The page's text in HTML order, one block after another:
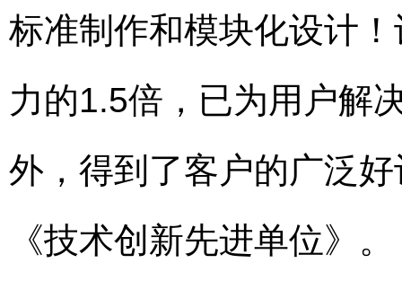
标准制作和模块化设计
力的1.5倍，已为用户解
外，得到了客户的广泛
《技术创新先进单位》。